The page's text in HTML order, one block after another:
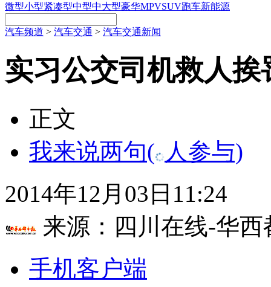
微型小型紧凑型中型中大型豪华MPVSUV跑车新能源
汽车频道 > 汽车交通 > 汽车交通新闻
实习公交司机救人
正文
我来说两句( 人参与)
2014年12月03日11:24
来源： 四川在线-华西
手机客户端